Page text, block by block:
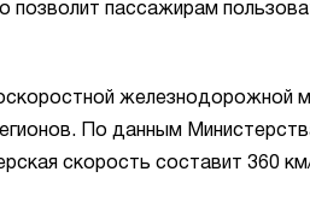
позволит пассажирам
железнодорожной
По данным
скорость составит 360